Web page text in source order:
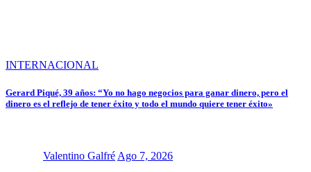
INTERNACIONAL
Gerard Piqué, 39 años: “Yo no hago negocios para ganar dinero, pero el
dinero es el reflejo de tener éxito y todo el mundo quiere tener éxito»
Valentino Galfré Ago 7, 2026